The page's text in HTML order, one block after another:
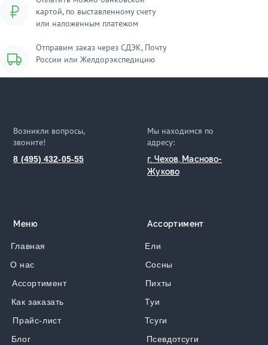
Отправим заказ через СДЭК, Почту
России или Желдорэкспедицию
картой, по выставленному счету
или наложенным платежом
Возникли вопросы,
звоните!
8 (495) 432-05-55
Мы находимся по
адресу:
г. Чехов, Масново-
Жуково
Главная
Меню
О нас
Ассортимент
Как заказать
Прайс-лист
Ели
Ассортимент
Сосны
Пихты
Туи
Тсуги
Псевдотсуги
Блог